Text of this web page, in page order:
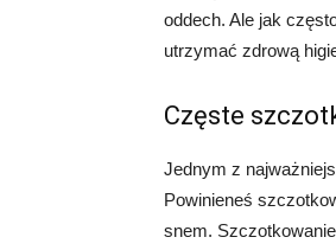
oddech. Ale jak
utrzymać zdrową
Częste
Jednym z
Powinieneś
snem.